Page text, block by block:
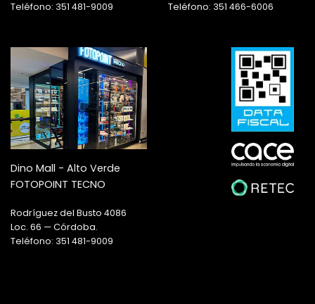
Teléfono: 351 481-9009
Teléfono: 351 466-6006
Dino Mall - Alto Verde
FOTOPOINT TECNO
Rodríguez del Busto 4086
Loc. 66 — Córdoba.
Teléfono: 351 481-9009